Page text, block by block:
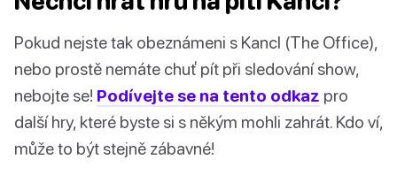
Pokud nejste tak obeznámeni s Kancl (The Office),
nebo prostě nemáte chuť pít při sledování show,
nebojte se! Podívejte se na tento odkaz pro
další hry, které byste si s někým mohli zahrát. Kdo ví,
může to být stejně zábavné!